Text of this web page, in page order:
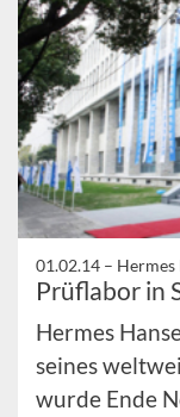
01.02.14 –
Prüflabor in
Hermes
seines
wurde Ende